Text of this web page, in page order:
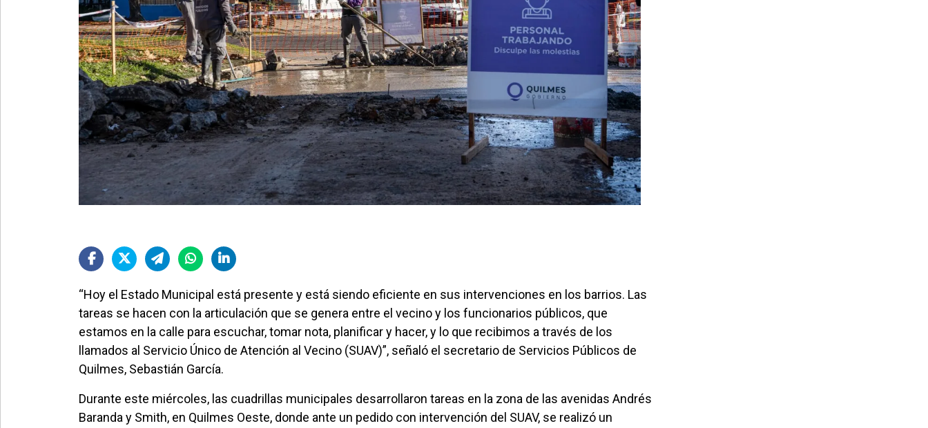
“Hoy el Estado Municipal está presente y está siendo eficiente en sus intervenciones en los barrios. Las
tareas se hacen con la articulación que se genera entre el vecino y los funcionarios públicos, que
estamos en la calle para escuchar, tomar nota, planificar y hacer, y lo que recibimos a través de los
llamados al Servicio Único de Atención al Vecino (SUAV)”, señaló el secretario de Servicios Públicos de
Quilmes, Sebastián García.
Durante este miércoles, las cuadrillas municipales desarrollaron tareas en la zona de las avenidas Andrés
Baranda y Smith, en Quilmes Oeste, donde ante un pedido con intervención del SUAV, se realizó un